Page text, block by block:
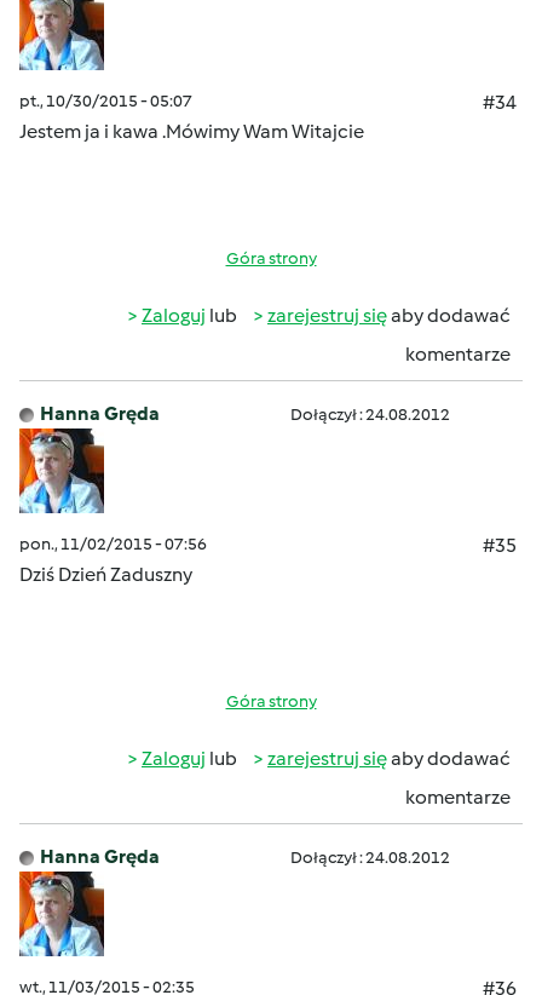
pt., 10/30/2015 - 05:07
#34
Jestem ja i kawa .Mówimy Wam Witajcie
Góra strony
Zaloguj lub zarejestruj sięaby dodawać
komentarze
Hanna Gręda Dołączył : 24.08.2012
pon., 11/02/2015 - 07:56
#35
Dziś Dzień Zaduszny
Góra strony
Zaloguj lub zarejestruj sięaby dodawać
komentarze
Hanna Gręda Dołączył : 24.08.2012
wt., 11/03/2015 - 02:35 #36